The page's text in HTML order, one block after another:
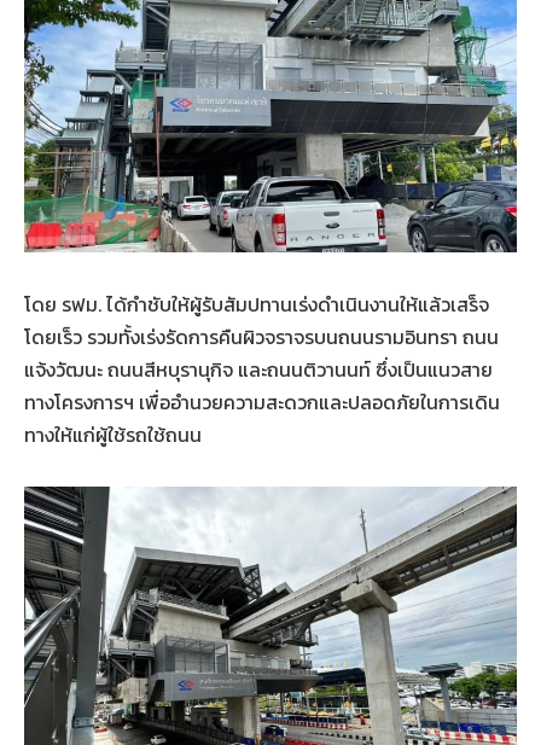
โดย รฟม.ได้กำชับให้ผู้รับสัมปทานเร่งดำเนินงานให้แล้วเสร็จ
โดยเร็ว รวมทั้งเร่งรัดการคืนผิวจราจรบนถนนรามอินทรา ถนน
แจ้งวัฒนะถนนสีหบุรานุกิจ และถนนติวานนท์ ซึ่งเป็นแนวสาย
ทางโครงการฯ เพื่ออำนวยความสะดวกและปลอดภัยในการเดิน
ทางให้แก่ผู้ใช้รถใช้ถนน